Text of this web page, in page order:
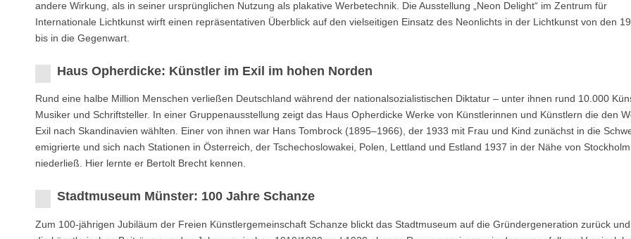
andere Wirkung, als in seiner ursprünglichen Nutzung als plakative Werbetechnik. Die Ausstellung „Neon Delight“ im Zentrum für
Internationale Lichtkunst wirft einen repräsentativen Überblick auf den vielseitigen Einsatz des Neonlichts in der Lichtkunst von den
bis in die Gegenwart.
Haus Opherdicke: Künstler im Exil im hohen Norden
Rund eine halbe Million Menschen verließen Deutschland während der nationalsozialistischen Diktatur – unter ihnen rund 10.000
Musiker und Schriftsteller. In einer Gruppenausstellung zeigt das Haus Opherdicke Werke von Künstlerinnen und Künstlern die den
Exil nach Skandinavien wählten. Einer von ihnen war Hans Tombrock (1895–1966), der 1933 mit Frau und Kind zunächst in die
emigrierte und sich nach Stationen in Österreich, der Tschechoslowakei, Polen, Lettland und Estland 1937 in der Nähe von Stockholm
niederließ. Hier lernte er Bertolt Brecht kennen.
Stadtmuseum Münster: 100 Jahre Schanze
Zum 100-jährigen Jubiläum der Freien Künstlergemeinschaft Schanze blickt das Stadtmuseum auf die Gründergeneration zurück